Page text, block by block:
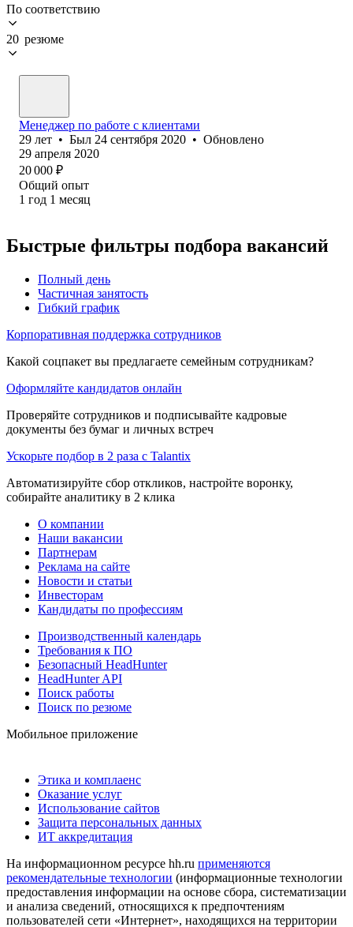
По соответствию
20 резюме
Менеджер по работе с клиентами
29 лет • Был 24 сентября 2020 • Обновлено
29 апреля 2020
20 000 ₽
Общий опыт
1 год 1 месяц
Быстрые фильтры подбора вакансий
Полный день
Частичная занятость
Гибкий график
Корпоративная поддержка сотрудников
Какой соцпакет вы предлагаете семейным сотрудникам?
Оформляйте кандидатов онлайн
Проверяйте сотрудников и подписывайте кадровые
документы без бумаг и личных встреч
Ускорьте подбор в 2 раза с Talantix
Автоматизируйте сбор откликов, настройте воронку,
собирайте аналитику в 2 клика
О компании
Наши вакансии
Партнерам
Реклама на сайте
Новости и статьи
Инвесторам
Кандидаты по профессиям
Производственный календарь
Требования к ПО
Безопасный HeadHunter
HeadHunter API
Поиск работы
Поиск по резюме
Мобильное приложение
Этика и комплаенс
Оказание услуг
Использование сайтов
Защита персональных данных
ИТ аккредитация
На информационном ресурсе hh.ru применяются
рекомендательные технологии (информационные технологии
предоставления информации на основе сбора, систематизации
и анализа сведений, относящихся к предпочтениям
пользователей сети «Интернет», находящихся на территории